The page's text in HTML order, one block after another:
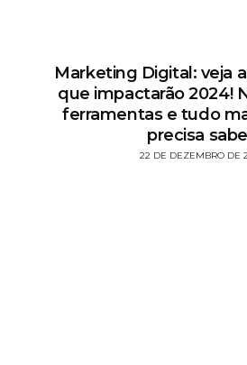
Marketing Digital: veja
que impactarão 2024!
ferramentas e tudo
precisa
22 DE DEZEMBRO DE